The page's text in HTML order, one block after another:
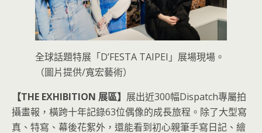
全球話題特展「D’FESTA TAIPEI」展場現場。
（圖片提供/寬宏藝術）
【THE EXHIBITION 展區】 展出近300幅Dispatch專屬拍
攝畫報，橫跨十年記錄63位偶像的成長旅程。除了大型寫
真、特寫、幕後花絮外，還能看到初心親筆手寫日記、繪